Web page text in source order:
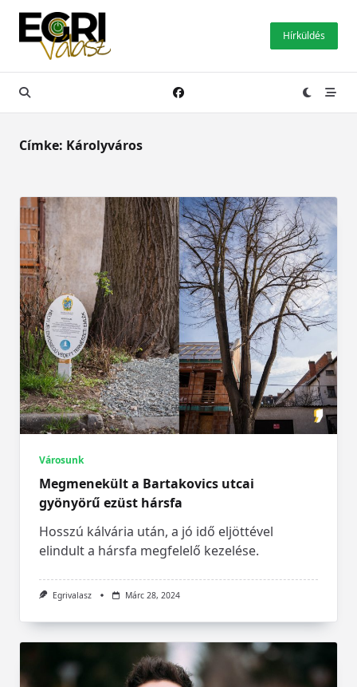
Skip
content
Hírküldés
Címke: Károlyváros
Városunk
Megmenekült a Bartakovics utcai
gyönyörű ezüst hársfa
Hosszú kálvária után, a jó idő eljöttével
elindult a hársfa megfelelő kezelése.
Egrivalasz Márc 28, 2024